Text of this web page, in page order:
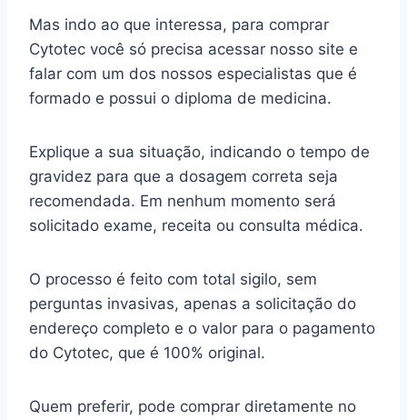
Mas indo ao que interessa, para comprar
Cytotec você só precisa acessar nosso site e
falar com um dos nossos especialistas que é
formado e possui o diploma de medicina.
Explique a sua situação, indicando o tempo de
gravidez para que a dosagem correta seja
recomendada. Em nenhum momento será
solicitado exame, receita ou consulta médica.
O processo é feito com total sigilo, sem
perguntas invasivas, apenas a solicitação do
endereço completo e o valor para o pagamento
do Cytotec, que é 100% original.
Quem preferir, pode comprar diretamente no